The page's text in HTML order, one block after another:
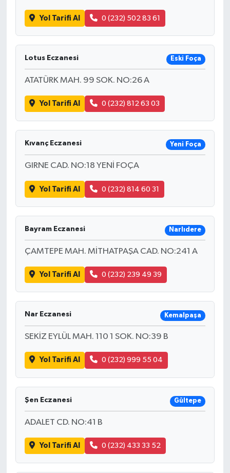
Yol Tarifi Al 0 (232) 502 83 61
Lotus Eczanesi Eski Foça
ATATÜRK MAH. 99 SOK. NO:26 A
Yol Tarifi Al 0 (232) 812 63 03
Kıvanç Eczanesi Yeni Foça
GIRNE CAD. NO:18 YENİ FOÇA
Yol Tarifi Al 0 (232) 814 60 31
Bayram Eczanesi Narlıdere
ÇAMTEPE MAH. MİTHATPAŞA CAD. NO:241 A
Yol Tarifi Al 0 (232) 239 49 39
Nar Eczanesi Kemalpaşa
SEKİZ EYLÜL MAH. 110 1 SOK. NO:39 B
Yol Tarifi Al 0 (232) 999 55 04
Şen Eczanesi Gültepe
ADALET CD. NO:41 B
Yol Tarifi Al 0 (232) 433 33 52